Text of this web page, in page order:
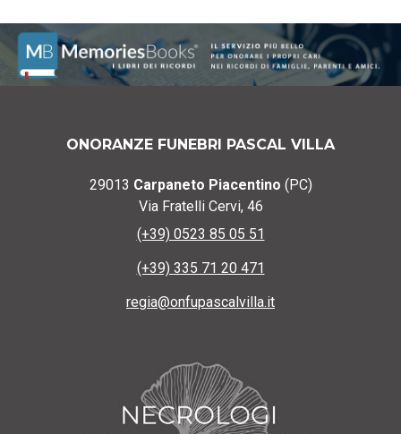
ONORANZE FUNEBRI PASCAL VILLA
29013 Carpaneto Piacentino (PC)
Via Fratelli Cervi, 46
(+39) 0523 85 05 51
(+39) 335 71 20 471
regia@onfupascalvilla.it